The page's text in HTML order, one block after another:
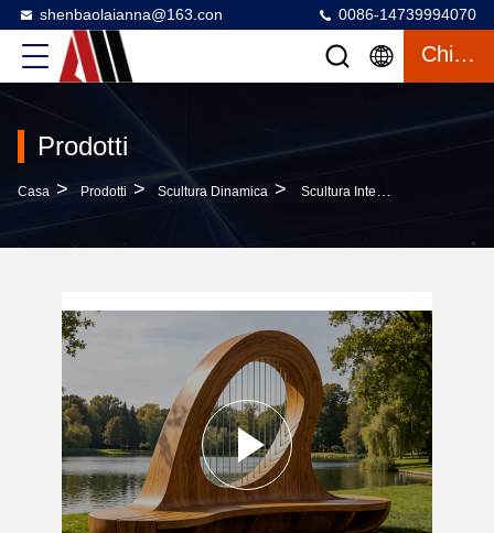
shenbaolaianna@163.con 0086-14739994070
Chiacchierata
Prodotti
Casa > Prodotti > Scultura Dinamica > Scultura Interattiva Del Bancone Dell'arco Gigante Con Imitazione Di Legno In Fibra Di Vetro Ad Alta Resistenza E Corde Regolabili Di Cavo In Acciaio